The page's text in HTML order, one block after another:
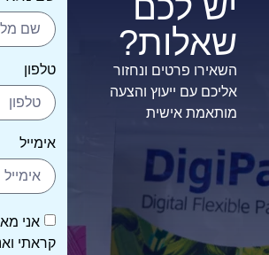
שאלות?
השאירו פרטים ונחזור
אליכם עם ייעוץ והצעה
מותאמת אישית
טלפון
אימייל
אני
קראתי